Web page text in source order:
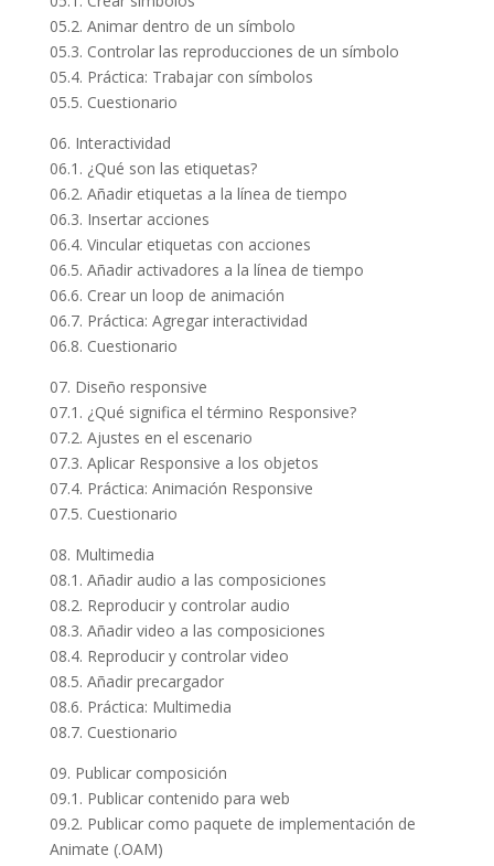
05.2. Animar dentro de un símbolo
05.3. Controlar las reproducciones de un símbolo
05.4. Práctica: Trabajar con símbolos
05.5. Cuestionario
06. Interactividad
06.1. ¿Qué son las etiquetas?
06.2. Añadir etiquetas a la línea de tiempo
06.3. Insertar acciones
06.4. Vincular etiquetas con acciones
06.5. Añadir activadores a la línea de tiempo
06.6. Crear un loop de animación
06.7. Práctica: Agregar interactividad
06.8. Cuestionario
07. Diseño responsive
07.1. ¿Qué significa el término Responsive?
07.2. Ajustes en el escenario
07.3. Aplicar Responsive a los objetos
07.4. Práctica: Animación Responsive
07.5. Cuestionario
08. Multimedia
08.1. Añadir audio a las composiciones
08.2. Reproducir y controlar audio
08.3. Añadir video a las composiciones
08.4. Reproducir y controlar video
08.5. Añadir precargador
08.6. Práctica: Multimedia
08.7. Cuestionario
09. Publicar composición
09.1. Publicar contenido para web
09.2. Publicar como paquete de implementación de
Animate (.OAM)